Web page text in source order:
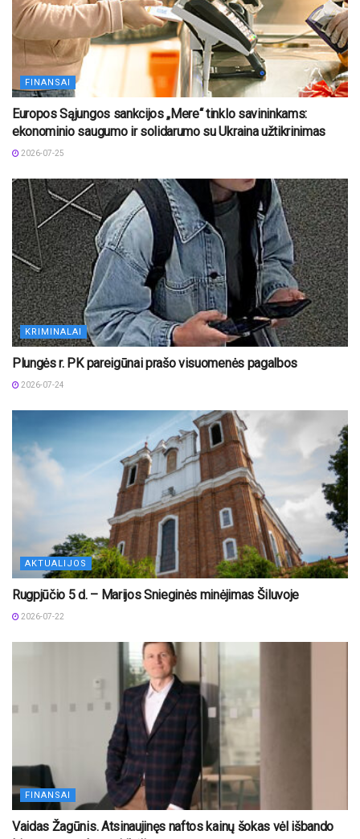
FINANSAI
Europos Sąjungos sankcijos „Mere“ tinklo savininkams:
ekonominio saugumo ir solidarumo su Ukraina užtikrinimas
2026-07-25
KRIMINALAI
Plungės r. PK pareigūnai prašo visuomenės pagalbos
2026-07-24
AKTUALIJOS
Rugpjūčio 5 d. – Marijos Snieginės minėjimas Šiluvoje
2026-07-22
FINANSAI
Vaidas Žagūnis. Atsinaujinęs naftos kainų šokas vėl išbando